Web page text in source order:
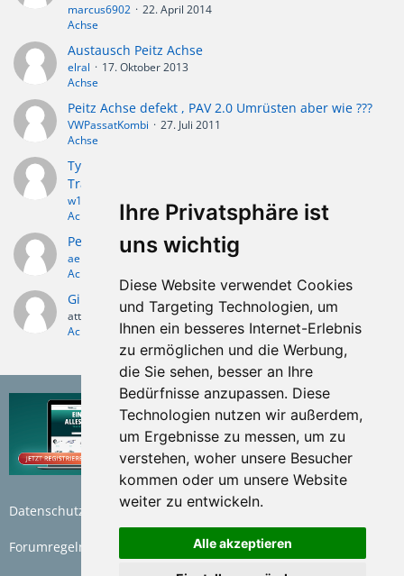
Ihre Privatsphäre ist
uns wichtig
Diese Website verwendet Cookies
und Targeting Technologien, um
Ihnen ein besseres Internet-Erlebnis
zu ermöglichen und die Werbung,
die Sie sehen, besser an Ihre
Bedürfnisse anzupassen. Diese
Technologien nutzen wir außerdem,
um Ergebnisse zu messen, um zu
verstehen, woher unsere Besucher
kommen oder um unsere Website
weiter zu entwickeln.
Alle akzeptieren
marcus6902
22. April 2014
Achse
Austausch Peitz Achse
elral
17. Oktober 2013
Achse
Peitz Achse defekt , PAV 2.0 Umrüsten aber wie ???
VWPassatKombi
27. Juli 2011
Achse
Typenschild fehlt: Welche Peitzachse unter Auwärter
Trailer?
w124
26. Oktober 2010
Achse
Peitz Achse absenkbar verbaut in Senkomat
aeng
3. Oktober 2010
Achse
Gibt es noch eine Peitz-Achse EBG 10U
atti
19. Januar 2009
Achse
Datenschutzerklärung Nutzungsbedingungen
Forumregeln